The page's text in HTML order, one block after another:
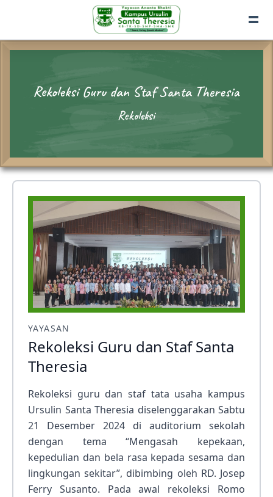
Rekoleksi Guru dan Staf Santa Theresia
Rekoleksi
YAYASAN
Rekoleksi Guru dan Staf Santa
Theresia
Rekoleksi guru dan staf tata usaha kampus
Ursulin Santa Theresia diselenggarakan Sabtu
21 Desember 2024 di auditorium sekolah
dengan tema “Mengasah kepekaan,
kepedulian dan bela rasa kepada sesama dan
lingkungan sekitar”, dibimbing oleh RD. Josep
Ferry Susanto. Pada awal rekoleksi Romo